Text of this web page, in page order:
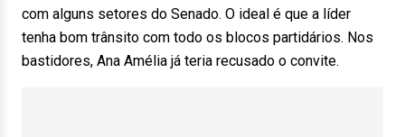
com alguns setores do Senado. O ideal é que a líder
tenha bom trânsito com todo os blocos partidários. Nos
bastidores, Ana Amélia já teria recusado o convite.